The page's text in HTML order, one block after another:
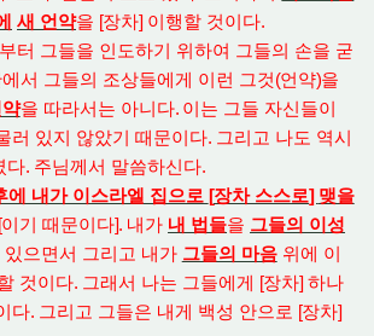
새 언약을 [장차] 이행할 것이다.
터 그들을 인도하기 위하여 그들의 손을 굳
서 그들의 조상들에게 이런 그것(언약)을
을 따라서는 아니다. 이는 그들 자신들이
러 있지 않았기 때문이다. 그리고 나도 역시
다. 주님께서 말씀하신다.
에 내가 이스라엘 집으로 [장차 스스로] 맺을
이기 때문이다]. 내가 내 법들을 그들의 이성
있으면서 그리고 내가 그들의 마음 위에 이
것이다. 그래서 나는 그들에게 [장차] 하나
다. 그리고 그들은 내게 백성 안으로 [장차]